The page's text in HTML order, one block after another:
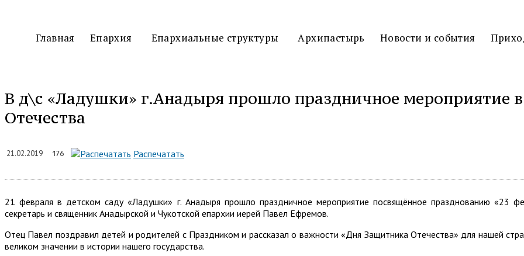
Главная Епархия Епархиальные структуры Архипастырь Новости и события
В д\с «Ладушки» г.Анадыря прошло праздничное мероприятие
Отечества
21.02.2019 176 Распечатать
21 февраля в детском саду «Ладушки» г. Анадыря прошло праздничное мероприятие посвящённое празднованию «23
секретарь и священник Анадырской и Чукотской епархии иерей Павел Ефремов.
Отец Павел поздравил детей и родителей с Праздником и рассказал о важности «Дня Защитника Отечества» для нашей
великом значении в истории нашего государства.